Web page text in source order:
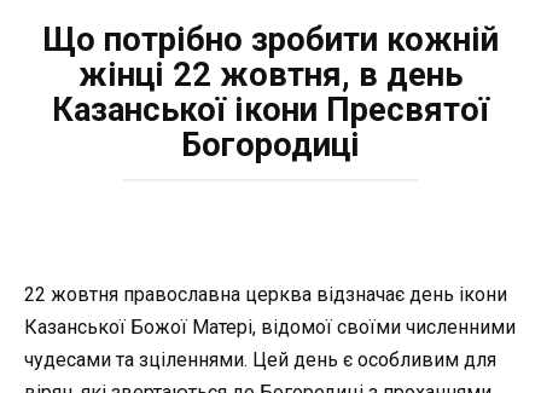
Що потрібно зробити кожній
жінці 22 жовтня, в день
Казанської ікони Пресвятої
Богородиці
22 жовтня православна церква відзначає день ікони
Казанської Божої Матері, відомої своїми численними
чудесами та зціленнями. Цей день є особливим для